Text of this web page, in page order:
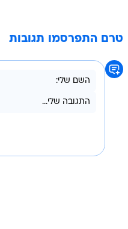
טרם התפרסמו תגובות